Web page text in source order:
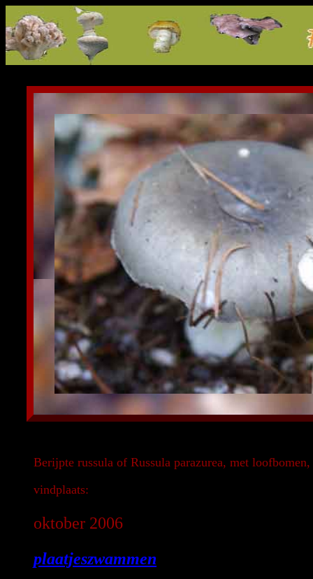
Berijpte russula of Russula parazurea, met
vindplaats:
oktober 2006
plaatjeszwammen